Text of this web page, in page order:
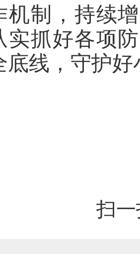
机制，持续
实抓好各项
底线，守护
扫